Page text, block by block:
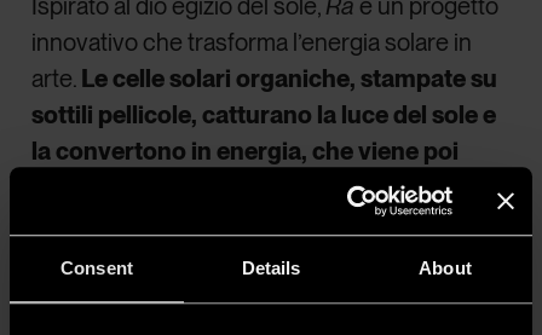
Consent Details About
Ispirato al dio egizio del sole, Ra è un progetto
innovativo che trasforma l’energia solare in
arte. Le celle solari organiche, stampate su
sottili pellicole, catturano la luce del sole e
la convertono in energia, che viene poi
immagazzinata in una batteria integrata
. La bellezza
Rarisiede nella sua capacità di raccontare
‘una storia di speranza’ per unfuturo post-